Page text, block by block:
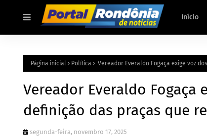
Início
Página inicial Política Vereador Everaldo Fogaça exige voz
Vereador Everaldo
definição das praças que
segunda-feira, novembro 17, 2025